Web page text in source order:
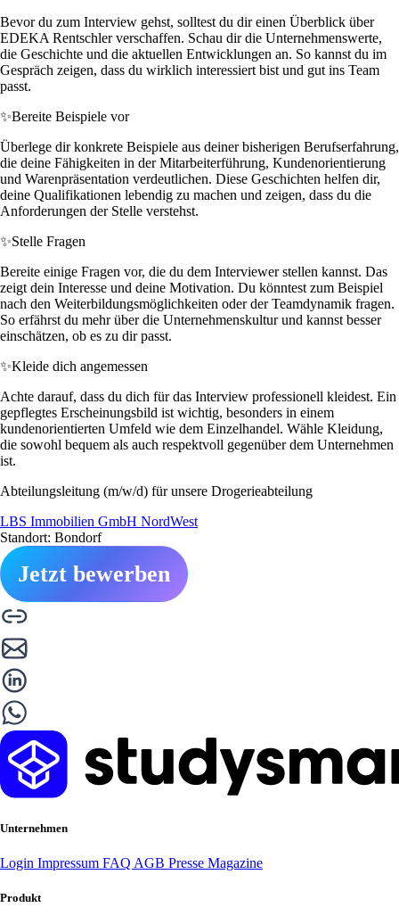
Bevor du zum Interview gehst, solltest du dir einen Überblick über
EDEKA Rentschler verschaffen. Schau dir die Unternehmenswerte,
die Geschichte und die aktuellen Entwicklungen an. So kannst du im
Gespräch zeigen, dass du wirklich interessiert bist und gut ins Team
passt.
✨Bereite Beispiele vor
Überlege dir konkrete Beispiele aus deiner bisherigen Berufserfahrung,
die deine Fähigkeiten in der Mitarbeiterführung, Kundenorientierung
und Warenpräsentation verdeutlichen. Diese Geschichten helfen dir,
deine Qualifikationen lebendig zu machen und zeigen, dass du die
Anforderungen der Stelle verstehst.
✨Stelle Fragen
Bereite einige Fragen vor, die du dem Interviewer stellen kannst. Das
zeigt dein Interesse und deine Motivation. Du könntest zum Beispiel
nach den Weiterbildungsmöglichkeiten oder der Teamdynamik fragen.
So erfährst du mehr über die Unternehmenskultur und kannst besser
einschätzen, ob es zu dir passt.
✨Kleide dich angemessen
Achte darauf, dass du dich für das Interview professionell kleidest. Ein
gepflegtes Erscheinungsbild ist wichtig, besonders in einem
kundenorientierten Umfeld wie dem Einzelhandel. Wähle Kleidung,
die sowohl bequem als auch respektvoll gegenüber dem Unternehmen
ist.
Abteilungsleitung (m/w/d) für unsere Drogerieabteilung
LBS Immobilien GmbH NordWest
Standort: Bondorf
Jetzt bewerben
Unternehmen
Login Impressum FAQ AGB Presse Magazine
Produkt